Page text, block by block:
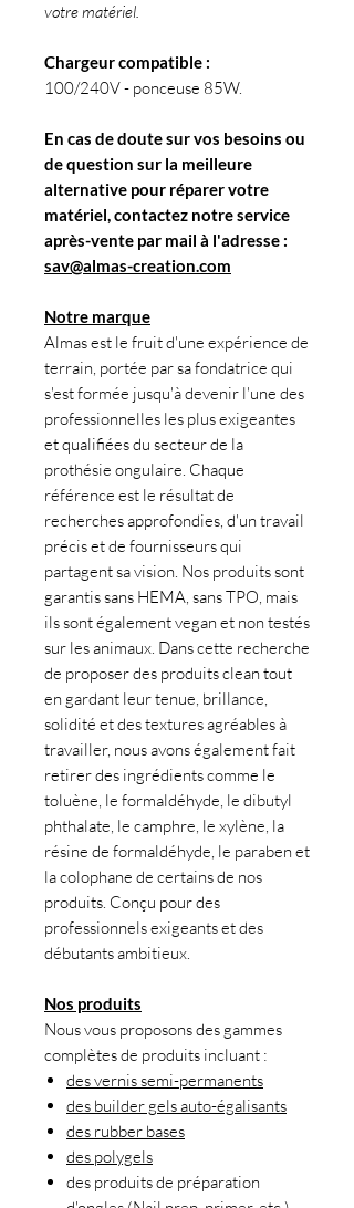
votre matériel.
Chargeur compatible :
100/240V - ponceuse 85W.
En cas de doute sur vos besoins ou
de question sur la meilleure
alternative pour réparer votre
matériel, contactez notre service
après-vente par mail à l'adresse :
sav@almas-creation.com
Notre marque
Almas est le fruit d'une expérience de
terrain, portée par sa fondatrice qui
s'est formée jusqu'à devenir l'une des
professionnelles les plus exigeantes
et qualifiées du secteur de la
prothésie ongulaire. Chaque
référence est le résultat de
recherches approfondies, d'un travail
précis et de fournisseurs qui
partagent sa vision. Nos produits sont
garantis sans HEMA, sans TPO, mais
ils sont également vegan et non testés
sur les animaux. Dans cette recherche
de proposer des produits clean tout
en gardant leur tenue, brillance,
solidité et des textures agréables à
travailler, nous avons également fait
retirer des ingrédients comme le
toluène, le formaldéhyde, le dibutyl
phthalate, le camphre, le xylène, la
résine de formaldéhyde, le paraben et
la colophane de certains de nos
produits. Conçu pour des
professionnels exigeants et des
débutants ambitieux.
Nos produits
Nous vous proposons des gammes
complètes de produits incluant :
des vernis semi-permanents
des builder gels auto-égalisants
des rubber bases
des polygels
des produits de préparation